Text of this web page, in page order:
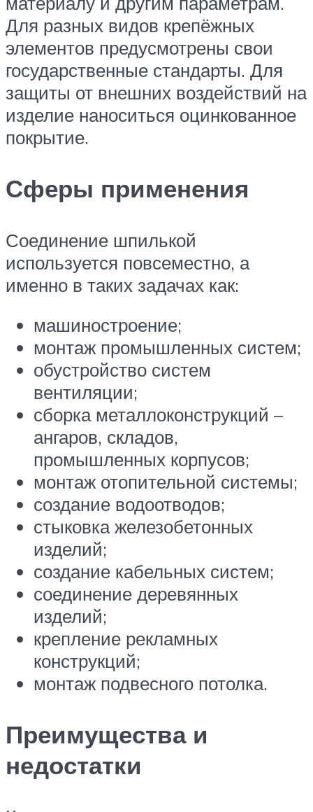
Для разных видов крепёжных
элементов предусмотрены свои
государственные стандарты. Для
защиты от внешних воздействий на
изделие наноситься оцинкованное
покрытие.
Сферы применения
Соединение шпилькой
используется повсеместно, а
именно в таких задачах как:
машиностроение;
монтаж промышленных систем;
обустройство систем
вентиляции;
сборка металлоконструкций –
ангаров, складов,
промышленных корпусов;
монтаж отопительной системы;
создание водоотводов;
стыковка железобетонных
изделий;
создание кабельных систем;
соединение деревянных
изделий;
крепление рекламных
конструкций;
монтаж подвесного потолка.
Преимущества и
недостатки